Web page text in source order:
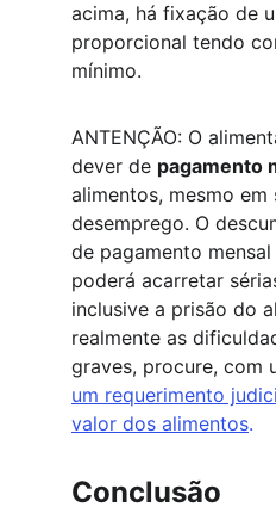
acima, há fixação de
proporcional tendo
mínimo.
ANTENÇÃO: O
dever de pagamento
alimentos, mesmo em
desemprego. O
de pagamento
poderá acarretar
inclusive a prisão do
realmente as
graves, procure, com
um requerimento
valor dos alimentos.
Conclusão